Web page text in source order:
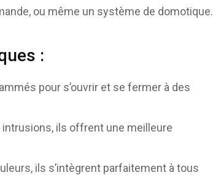
ou même un système de domotique.
:
pour s’ouvrir et se fermer à des
ils offrent une meilleure
ils s’intègrent parfaitement à tous